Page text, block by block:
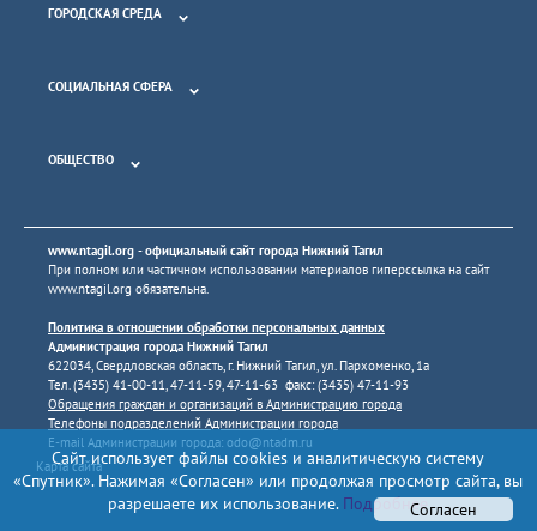
ГОРОДСКАЯ СРЕДА
СОЦИАЛЬНАЯ СФЕРА
ОБЩЕСТВО
www.ntagil.org - официальный сайт города Нижний Тагил
При полном или частичном использовании материалов гиперссылка на сайт
www.ntagil.org обязательна.
Политика в отношении обработки персональных данных
Администрация города Нижний Тагил
622034, Свердловская область, г. Нижний Тагил, ул. Пархоменко, 1а
Тел. (3435) 41-00-11, 47-11-59, 47-11-63 факс: (3435) 47-11-93
Обращения граждан и организаций в Администрацию города
Телефоны подразделений Администрации города
E-mail Администрации города: odo@ntadm.ru
Карта сайта
Сайт использует файлы cookies и аналитическую систему
«Спутник». Нажимая «Согласен» или продолжая просмотр сайта, вы
разрешаете их использование.ПодробнееСогласен